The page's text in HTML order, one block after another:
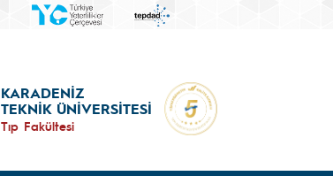
KARADENİZ
TEKNİK ÜNİVERSİTESİ
Tıp Fakültesi